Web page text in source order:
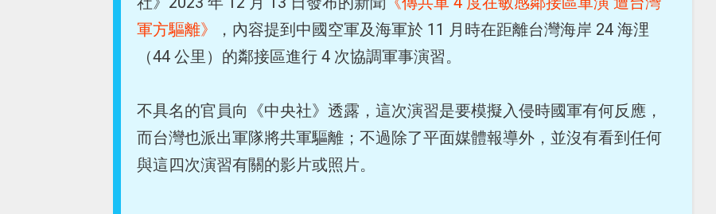
軍方驅離》
，內容提到中國空軍及海軍於 11 月時在距離台灣海岸 24 海浬
（44 公里）的鄰接區進行 4 次協調軍事演習。
不具名的官員向《中央社》透露，這次演習是要模擬入侵時國軍有何反應，
而台灣也派出軍隊將共軍驅離；不過除了平面媒體報導外，並沒有看到任何
與這四次演習有關的影片或照片。